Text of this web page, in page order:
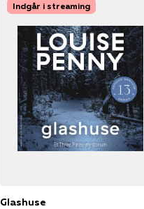
Indgår i streaming
Glashuse